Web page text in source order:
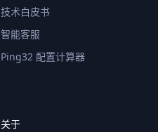
技术白皮书
智能客服
Ping32 配置计算器
关于